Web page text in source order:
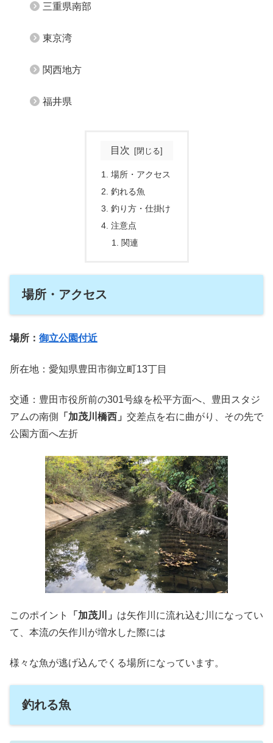
三重県南部
東京湾
関西地方
福井県
目次
場所・アクセス
釣れる魚
釣り方・仕掛け
注意点
関連
場所・アクセス
場所： 御立公園付近
所在地：愛知県豊田市御立町13丁目
交通：豊田市役所前の301号線を松平方面へ、豊田スタジ
アムの南側
「加茂川橋西」 交差点を右に曲がり、その先で
公園方面へ左折
このポイント 「加茂川」 は矢作川に流れ込む川になってい
て、本流の矢作川が増水した際には
様々な魚が逃げ込んでくる場所になっています。
釣れる魚